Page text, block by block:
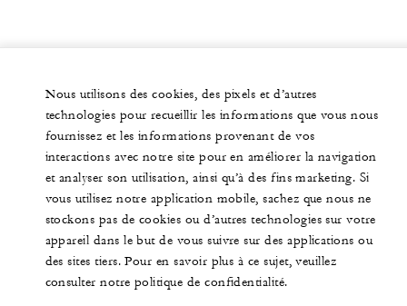
Nous utilisons des cookies, des pixels et d’autres
technologies pour recueillir les informations que vous nous
fournissez et les informations provenant de vos
interactions avec notre site pour en améliorer la navigation
et analyser son utilisation, ainsi qu’à des fins marketing. Si
vous utilisez notre application mobile, sachez que nous ne
stockons pas de cookies ou d’autres technologies sur votre
appareil dans le but de vous suivre sur des applications ou
des sites tiers. Pour en savoir plus à ce sujet, veuillez
consulter notre politique de confidentialité.